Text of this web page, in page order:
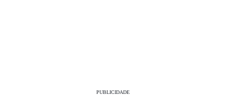
PUBLICIDADE